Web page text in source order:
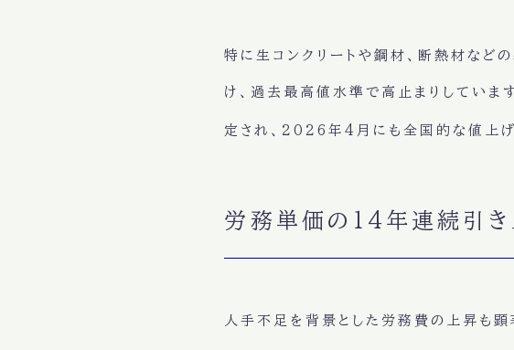
特に生コンクリートや鋼材、断熱材など
け、過去最高値水準で高止まりしていま
定され、2026年4月にも全国的な値上
労務単価の14年連続引き
人手不足を背景とした労務費の上昇も